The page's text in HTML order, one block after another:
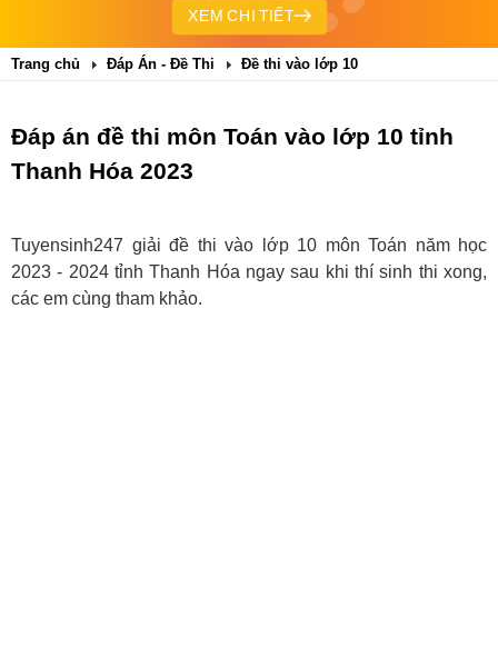
XEM CHI TIẾT
Trang chủ Đáp Án - Đề Thi Đề thi vào lớp 10
Đáp án đề thi môn Toán vào lớp 10 tỉnh
Thanh Hóa 2023
Tuyensinh247 giải đề thi vào lớp 10 môn Toán năm học
2023 - 2024 tỉnh Thanh Hóa ngay sau khi thí sinh thi xong,
các em cùng tham khảo.